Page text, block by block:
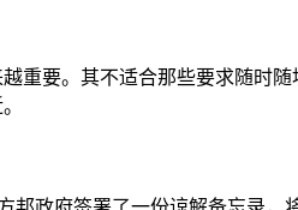
重要。其不适合那些要求随时随